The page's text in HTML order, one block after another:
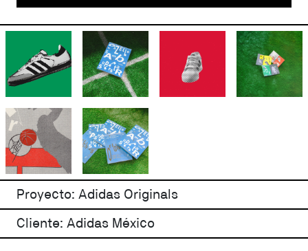
Proyecto: Adidas Originals
Cliente: Adidas México